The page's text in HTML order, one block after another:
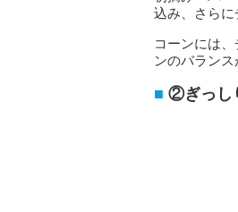
込み、さらに
コーンには
ンのバラン
②ぎっし